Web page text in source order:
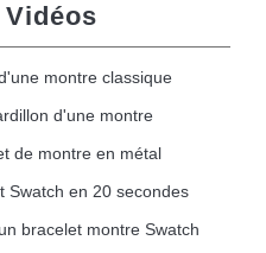
montre classique
d'une montre
de montre en métal
Swatch en 20 secondes
bracelet montre Swatch